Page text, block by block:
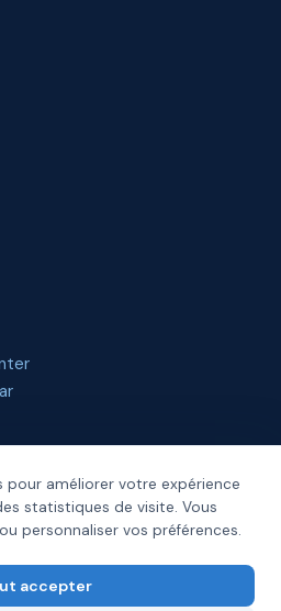
pour améliorer votre expérience
statistiques de visite. Vous
personnaliser vos préférences.
accepter